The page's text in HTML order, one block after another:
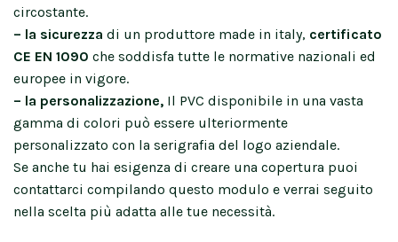
circostante.
– la sicurezza di un produttore made in italy, certificato
CE EN 1090 che soddisfa tutte le normative nazionali ed
europee in vigore.
– la personalizzazione, Il PVC disponibile in una vasta
gamma di colori può essere ulteriormente
personalizzato con la serigrafia del logo aziendale.
Se anche tu hai esigenza di creare una copertura puoi
contattarci compilando questo modulo e verrai seguito
nella scelta più adatta alle tue necessità.